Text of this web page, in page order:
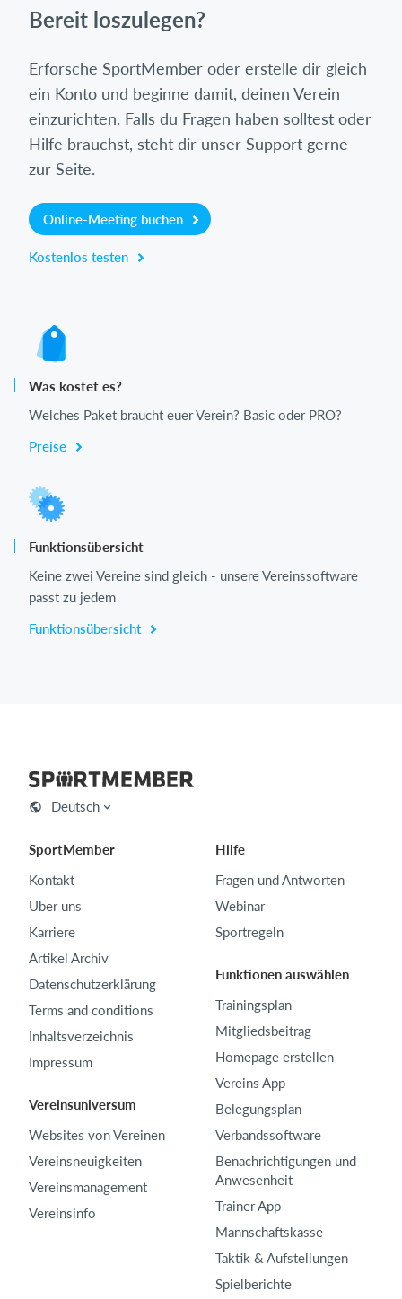
Bereit loszulegen?
Erforsche SportMember oder erstelle dir gleich
ein Konto und beginne damit, deinen Verein
einzurichten. Falls du Fragen haben solltest oder
Hilfe brauchst, steht dir unser Support gerne
zur Seite.
Online-Meeting buchen
Kostenlos testen
Was kostet es?
Welches Paket braucht euer Verein? Basic oder PRO?
Preise
Funktionsübersicht
Keine zwei Vereine sind gleich - unsere Vereinssoftware
passt zu jedem
Funktionsübersicht
Deutsch
SportMember
Kontakt
Über uns
Karriere
Artikel Archiv
Datenschutzerklärung
Terms and conditions
Inhaltsverzeichnis
Impressum
Vereinsuniversum
Websites von Vereinen
Vereinsneuigkeiten
Vereinsmanagement
Vereinsinfo
Hilfe
Fragen und Antworten
Webinar
Sportregeln
Funktionen auswählen
Trainingsplan
Mitgliedsbeitrag
Homepage erstellen
Vereins App
Belegungsplan
Verbandssoftware
Benachrichtigungen und
Anwesenheit
Trainer App
Mannschaftskasse
Taktik & Aufstellungen
Spielberichte